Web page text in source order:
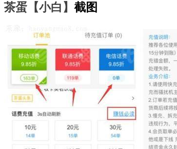
茶蛋【小白】 截图